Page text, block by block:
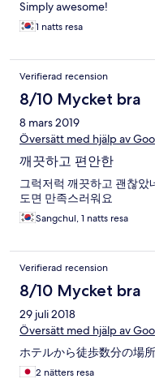
Simply awesome!
1 natts resa
Verifierad recension
8/10 Mycket bra
8 mars 2019
Översätt med hjälp av
깨끗하고 편안한
그럭저럭 깨끗하고 괜찮았
도면 만족스러워요
Sangchul, 1 natts resa
Verifierad recension
8/10 Mycket bra
29 juli 2018
Översätt med hjälp av
ホテルから徒歩数分の場
2 nätters resa